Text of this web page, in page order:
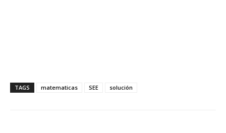
TAGS matematicas SEE solución